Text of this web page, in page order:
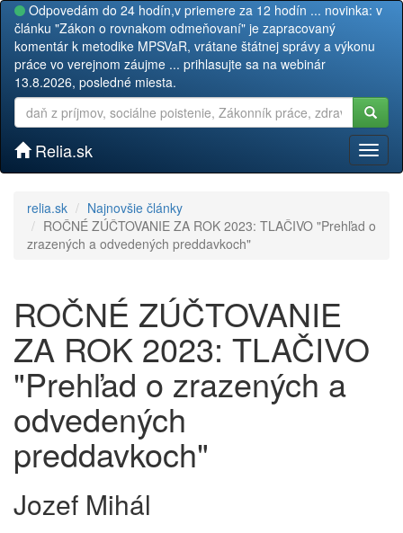
Odpovedám do 24 hodín,v priemere za 12 hodín ... novinka: v
článku "Zákon o rovnakom odmeňovaní" je zapracovaný
komentár k metodike MPSVaR, vrátane štátnej správy a výkonu
práce vo verejnom záujme ... prihlasujte sa na webinár
13.8.2026, posledné miesta.
Relia.sk
relia.sk
Najnovšie články
ROČNÉ ZÚČTOVANIE ZA ROK 2023: TLAČIVO "Prehľad o
zrazených a odvedených preddavkoch"
ROČNÉ ZÚČTOVANIE
ZA ROK 2023: TLAČIVO
"Prehľad o zrazených a
odvedených
preddavkoch"
Jozef Mihál